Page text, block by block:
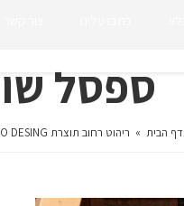
ספסל שולחן
דף הבית » ריהוט רחוב תוצרת PUNTO DESING